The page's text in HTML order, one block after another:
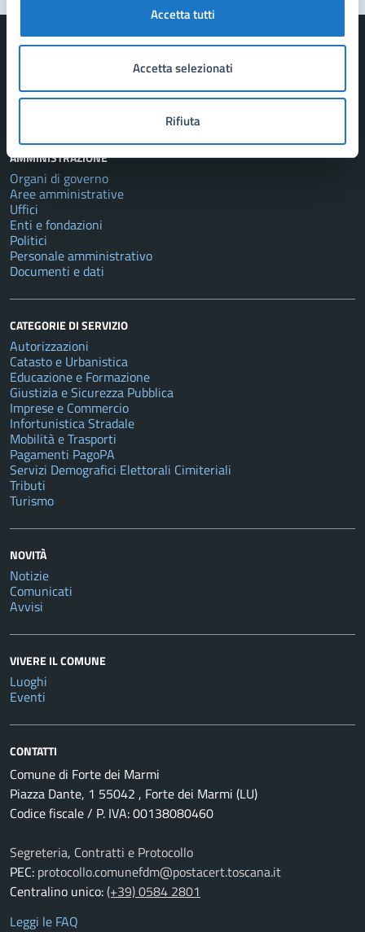
Accetta tutti
Accetta selezionati
Rifiuta
Comune di Forte dei Marmi
AMMINISTRAZIONE
Organi di governo
Aree amministrative
Uffici
Enti e fondazioni
Politici
Personale amministrativo
Documenti e dati
CATEGORIE DI SERVIZIO
Autorizzazioni
Catasto e Urbanistica
Educazione e Formazione
Giustizia e Sicurezza Pubblica
Imprese e Commercio
Infortunistica Stradale
Mobilità e Trasporti
Pagamenti PagoPA
Servizi Demografici Elettorali Cimiteriali
Tributi
Turismo
NOVITÀ
Notizie
Comunicati
Avvisi
VIVERE IL COMUNE
Luoghi
Eventi
CONTATTI
Comune di Forte dei Marmi
Piazza Dante, 1 55042 , Forte dei Marmi (LU)
Codice fiscale / P. IVA: 00138080460
Segreteria, Contratti e Protocollo
PEC: protocollo.comunefdm@postacert.toscana.it
Centralino unico:(+39) 0584 2801
Leggi le FAQ